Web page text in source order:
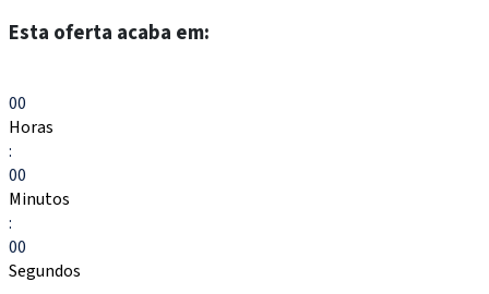
Esta oferta acaba em:
00
Horas
:
00
Minutos
:
00
Segundos